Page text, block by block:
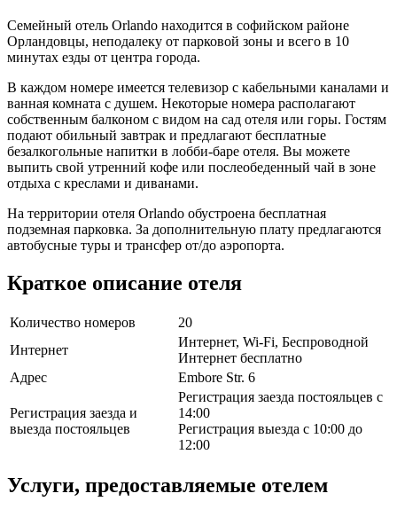
Семейный отель Orlando находится в софийском районе
Орландовцы, неподалеку от парковой зоны и всего в 10
минутах езды от центра города.
В каждом номере имеется телевизор с кабельными каналами и
ванная комната с душем. Некоторые номера располагают
собственным балконом с видом на сад отеля или горы. Гостям
подают обильный завтрак и предлагают бесплатные
безалкогольные напитки в лобби-баре отеля. Вы можете
выпить свой утренний кофе или послеобеденный чай в зоне
отдыха с креслами и диванами.
На территории отеля Orlando обустроена бесплатная
подземная парковка. За дополнительную плату предлагаются
автобусные туры и трансфер от/до аэропорта.
Краткое описание отеля
Количество номеров
20
Интернет
Интернет, Wi-Fi, Беспроводной
Интернет бесплатно
Адрес
Embore Str. 6
Регистрация заезда и
выезда постояльцев
Регистрация заезда постояльцев с
14:00
Регистрация выезда с 10:00 до
12:00
Услуги, предоставляемые отелем